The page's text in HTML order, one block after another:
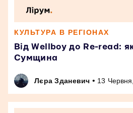
КУЛЬТУРА В РЕГІОНАХ
Від Wellboy до Re-read:
Сумщина
Лєра Зданевич • 13